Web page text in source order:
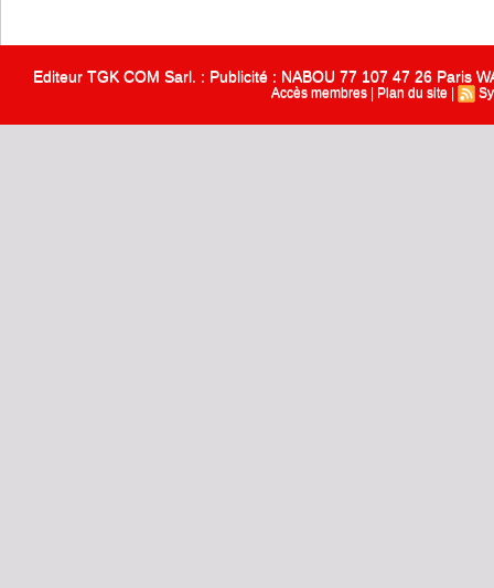
Editeur TGK COM Sarl. : Publicité : NABOU 77 107 47 26 Paris
Accès membres Plan du site